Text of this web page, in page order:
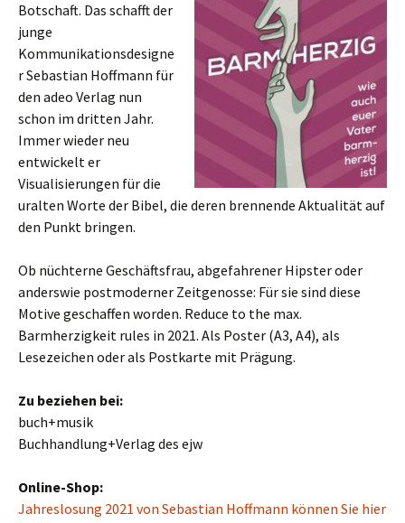
Botschaft. Das schafft der
junge
Kommunikationsdesigne
r Sebastian Hoffmann für
den adeo Verlag nun
schon im dritten Jahr.
Immer wieder neu
entwickelt er
Visualisierungen für die
uralten Worte der Bibel, die deren brennende Aktualität auf
den Punkt bringen.
Ob nüchterne Geschäftsfrau, abgefahrener Hipster oder
anderswie postmoderner Zeitgenosse: Für sie sind diese
Motive geschaffen worden. Reduce to the max.
Barmherzigkeit rules in 2021. Als Poster (A3, A4), als
Lesezeichen oder als Postkarte mit Prägung.
Zu beziehen bei:
buch+musik
Buchhandlung+Verlag des ejw
Online-Shop:
Jahreslosung 2021 von Sebastian Hoffmann können Sie hier